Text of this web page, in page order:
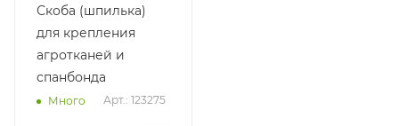
Скоба (шпилька)
для крепления
агротканей и
спанбонда
Много Арт.: 123275